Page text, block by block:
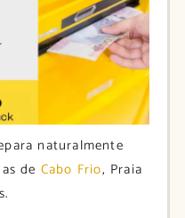
naturalmente
de Cabo Frio, Praia